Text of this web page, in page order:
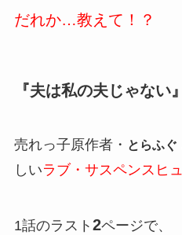
だれか…教えて！？
『夫は私の夫じゃない
売れっ子原作者・ とらふぐ
しいラブ・サスペンスヒ
1話のラスト 2ページで、